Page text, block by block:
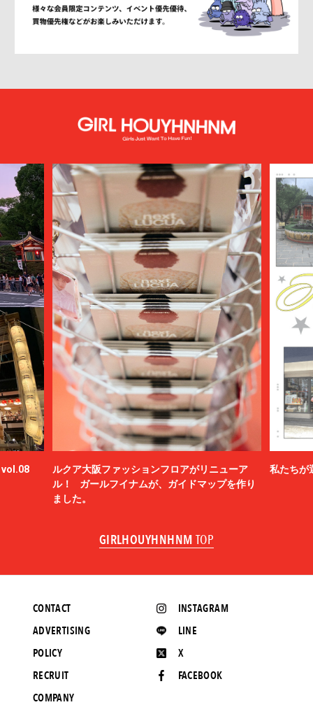
vol.08
ルクア大阪ファッションフロアがリニューア
ル！ ガールフイナムが、ガイドマップを作り
ました。
私たちが
GIRLHOUYHNHNM TOP
INSTAGRAM
LINE
X
FACEBOOK
CONTACT
ADVERTISING
POLICY
RECRUIT
COMPANY